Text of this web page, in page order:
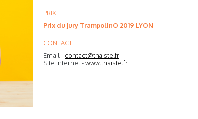
PRIX
Prix du jury TrampolinO 2019 LYON
CONTACT
Email - contact@thaiste.fr
Site internet -www.thaiste.fr